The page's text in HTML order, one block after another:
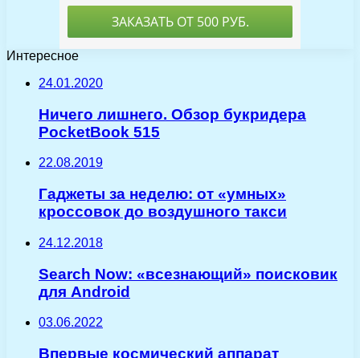
Интересное
24.01.2020
Ничего лишнего. Обзор букридера
PocketBook 515
22.08.2019
Гаджеты за неделю: от «умных»
кроссовок до воздушного такси
24.12.2018
Search Now: «всезнающий» поисковик
для Android
03.06.2022
Впервые космический аппарат